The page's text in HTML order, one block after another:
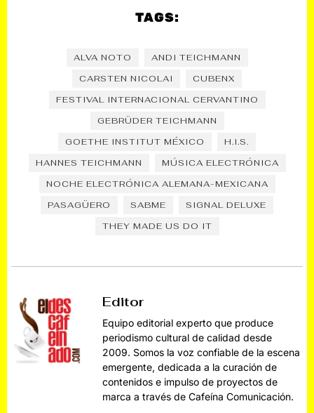
TAGS:
ALVA NOTO
ANDI TEICHMANN
CARSTEN NICOLAI
CUBENX
FESTIVAL INTERNACIONAL CERVANTINO
GEBRÜDER TEICHMANN
GOETHE INSTITUT MÉXICO
H.I.S.
HANNES TEICHMANN
MÚSICA ELECTRÓNICA
NOCHE ELECTRÓNICA ALEMANA-MEXICANA
PASAGÜERO
SABME
SIGNAL DELUXE
THEY MADE US DO IT
Editor
Equipo editorial experto que produce
periodismo cultural de calidad desde
2009. Somos la voz confiable de la escena
emergente, dedicada a la curación de
contenidos e impulso de proyectos de
marca a través de Cafeína Comunicación.